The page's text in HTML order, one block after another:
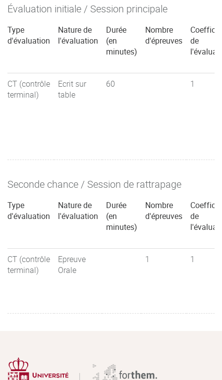
Évaluation initiale / Session principale
Type
d'évaluation
Nature de
l'évaluation
Durée
(en
minutes)
Nombre
d'épreuves
de
CT (contrôle
terminal)
Ecrit sur
table
60 1
Seconde chance / Session de rattrapage
Type
d'évaluation
Nature de
l'évaluation
Durée
(en
minutes)
Nombre
d'épreuves
de
CT (contrôle
terminal)
Epreuve
Orale
1 1